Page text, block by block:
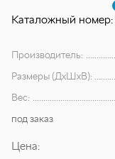
Каталожный номер:
Производитель:
Размеры (ДхШхВ):
Вес:
под заказ
Цена: